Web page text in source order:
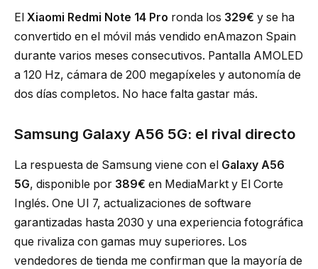
El Xiaomi Redmi Note 14 Pro ronda los 329€ y se ha
convertido en el móvil más vendido enAmazon Spain
durante varios meses consecutivos. Pantalla AMOLED
a 120 Hz, cámara de 200 megapíxeles y autonomía de
dos días completos. No hace falta gastar más.
Samsung Galaxy A56 5G: el rival directo
La respuesta de Samsung viene con el Galaxy A56
5G, disponible por 389€ en MediaMarkt y El Corte
Inglés. One UI 7, actualizaciones de software
garantizadas hasta 2030 y una experiencia fotográfica
que rivaliza con gamas muy superiores. Los
vendedores de tienda me confirman que la mayoría de